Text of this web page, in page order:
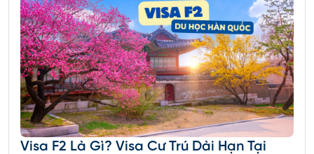
vòng một năm tại Mỹ.
Thu nhập định kỳ: Các khoản thu nhập hàng
tháng của bố mẹ hoặc người giám hộ, bao gồm
lương, lãi, tiền thuê nhà, cổ tức...
Tài sản cá nhân: Các loại tài sản khác như: nhà
đất, xe cộ, học bổng... có thể được sử dụng để
bổ sung chứng minh tài chính.
Visa F2 Là Gì? Visa Cư Trú Dài Hạn Tại